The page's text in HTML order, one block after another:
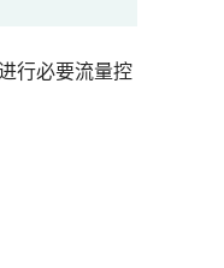
行必要流量控